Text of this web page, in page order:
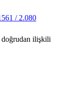
/ 2.080
doğrudan ilişkili